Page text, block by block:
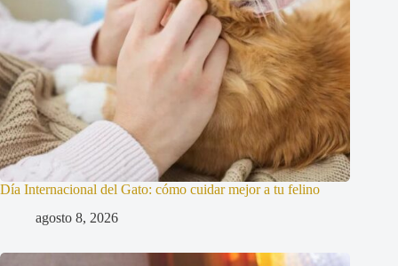
Día Internacional del Gato: cómo cuidar mejor a tu felino
agosto 8, 2026